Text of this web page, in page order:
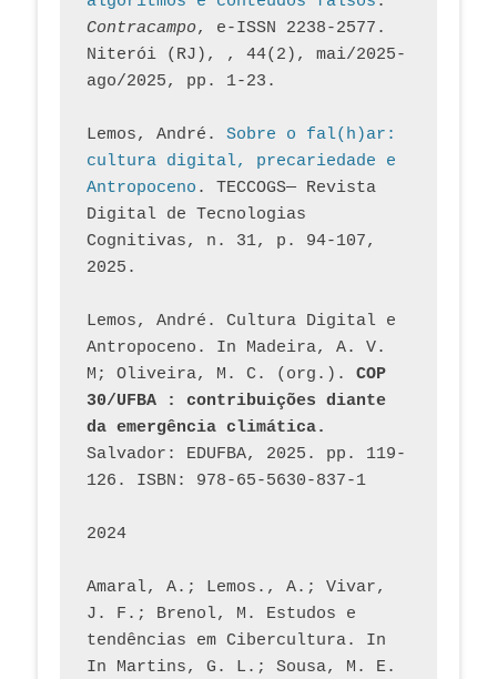
Contracampo, e-ISSN 2238-2577.
Niterói (RJ), , 44(2), mai/2025-
ago/2025, pp. 1-23.
Lemos, André. Sobre o fal(h)ar:
cultura digital, precariedade e
Antropoceno . TECCOGS— Revista
Digital de Tecnologias
Cognitivas, n. 31, p. 94-107,
2025.
Lemos, André. Cultura Digital e
Antropoceno. In Madeira, A. V.
M; Oliveira, M. C. (org.). COP
30/UFBA : contribuições diante
da emergência climática.
Salvador: EDUFBA, 2025. pp. 119-
126. ISBN: 978-65-5630-837-1
2024
Amaral, A.; Lemos., A.; Vivar,
J. F.; Brenol, M. Estudos e
tendências em Cibercultura. In
In Martins, G. L.; Sousa, M. E.